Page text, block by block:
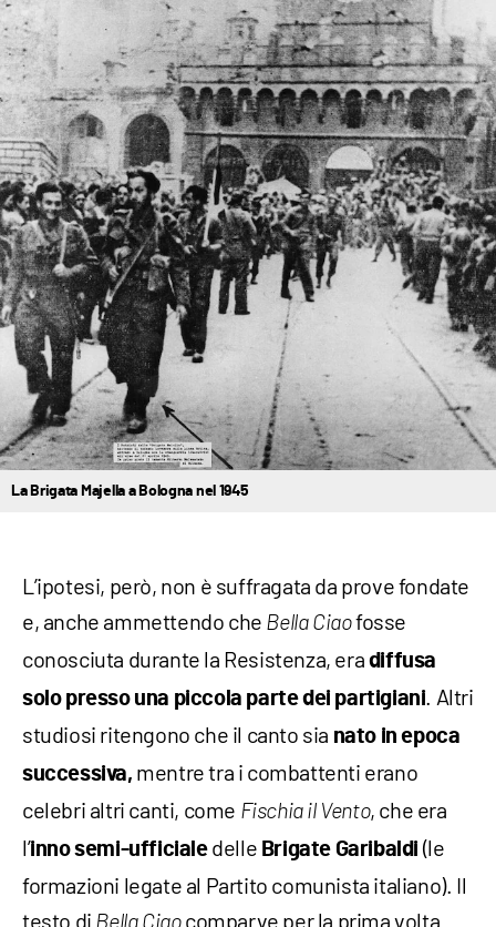
La Brigata Majella a Bologna nel 1945
L’ipotesi, però, non è suffragata da prove fondate
e, anche ammettendo che Bella Ciaofosse
conosciuta durante la Resistenza, era diffusa
solo presso una piccola parte dei partigiani . Altri
studiosi ritengono che il canto sia nato in epoca
successiva, mentre tra i combattenti erano
celebri altri canti, come Fischia il Vento, che era
l’inno semi-ufficialedelle Brigate Garibaldi (le
formazioni legate al Partito comunista italiano). Il
testo di Bella Ciaocomparve per la prima volta